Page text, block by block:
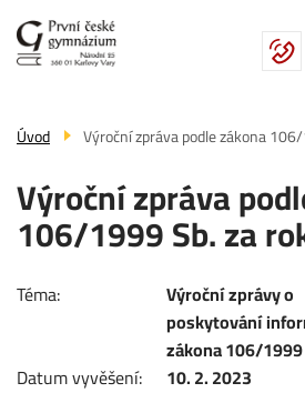
Přejít
hlavnímu
Menu
navigace
Škola
Studium
Kontakty
Úvod Výroční zpráva podle zákona
Výroční zpráva
106/1999 Sb. za
Téma
Výroční zprávy o
poskytování
zákona 106/
Datum vyvěšení
10. 2. 2023